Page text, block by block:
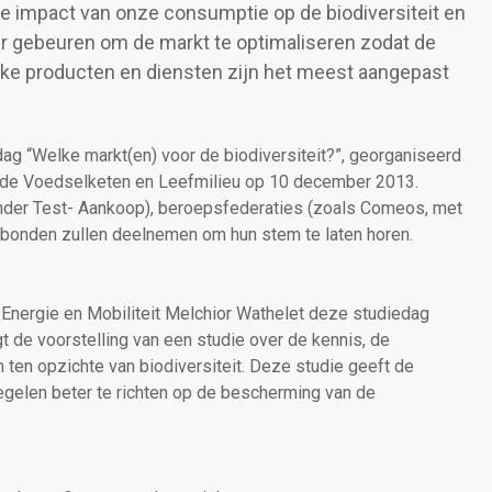
impact van onze consumptie op de biodiversiteit en
gebeuren om de markt te optimaliseren zodat de
producten en diensten zijn het meest aangepast
“Welke markt(en) voor de biodiversiteit?”, georganiseerd
Voedselketen en Leefmilieu op 10 december 2013.
Test- Aankoop), beroepsfederaties (zoals Comeos, met
zullen deelnemen om hun stem te laten horen.
en Mobiliteit Melchior Wathelet deze studiedag
de voorstelling van een studie over de kennis, de
ten opzichte van biodiversiteit. Deze studie geeft de
beter te richten op de bescherming van de